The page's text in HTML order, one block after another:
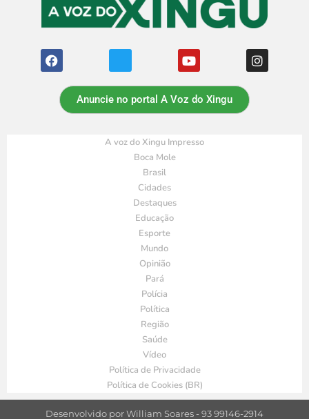
Anuncie no portal A Voz do Xingu
A voz do Xingu Impresso
Boca Mole
Brasil
Cidades
Destaques
Educação
Esporte
Mundo
Opinião
Pará
Polícia
Política
Região
Saúde
Vídeo
Política de Privacidade
Política de Cookies (BR)
Desenvolvido por William Soares - 93 99146-2914